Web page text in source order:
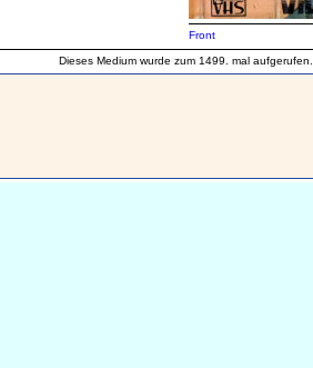
Front
Dieses Medium wurde zum 1499. mal aufgerufen.